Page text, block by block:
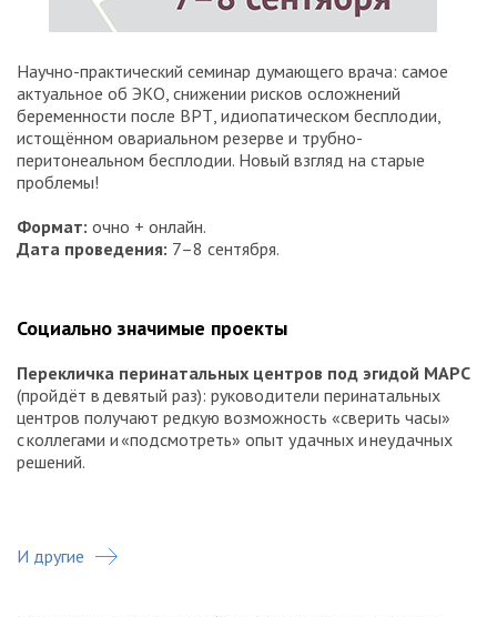
Научно-практический семинар думающего врача: самое
актуальное об ЭКО, снижении рисков осложнений
беременности после ВРТ, идиопатическом бесплодии,
истощённом овариальном резерве и трубно-
перитонеальном бесплодии. Новый взгляд на старые
проблемы!
Формат: очно + онлайн.
Дата проведения: 7–8 сентября.
Социально значимые проекты
Перекличка перинатальных центров под эгидой МАРС
(пройдёт в девятый раз): руководители перинатальных
центров получают редкую возможность «сверить часы»
с коллегами и «подсмотреть» опыт удачных и неудачных
решений.
Национальной премии
И другие